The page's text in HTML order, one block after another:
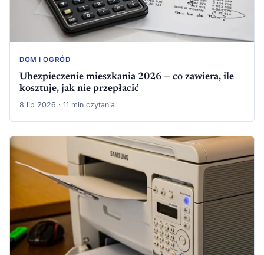
DOM I OGRÓD
Ubezpieczenie mieszkania 2026 — co zawiera, ile
kosztuje, jak nie przepłacić
8 lip 2026 · 11 min czytania